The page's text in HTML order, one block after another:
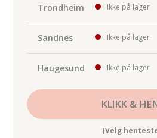
Trondheim Ikke på lager
Sandnes Ikke på lager
Haugesund Ikke på lager
KLIKK &
(Velg